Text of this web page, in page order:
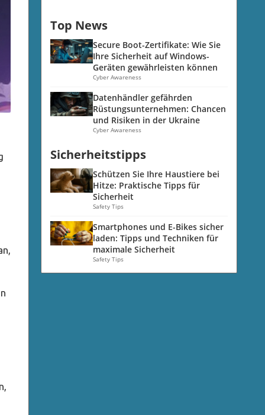
Top News
Secure Boot-Zertifikate: Wie Sie
Ihre Sicherheit auf Windows-
Geräten gewährleisten können
Cyber Awareness
Datenhändler gefährden
Rüstungsunternehmen: Chancen
und Risiken in der Ukraine
Cyber Awareness
Sicherheitstipps
Schützen Sie Ihre Haustiere bei
Hitze: Praktische Tipps für
Sicherheit
Safety Tips
Smartphones und E-Bikes sicher
laden: Tipps und Techniken für
maximale Sicherheit
Safety Tips